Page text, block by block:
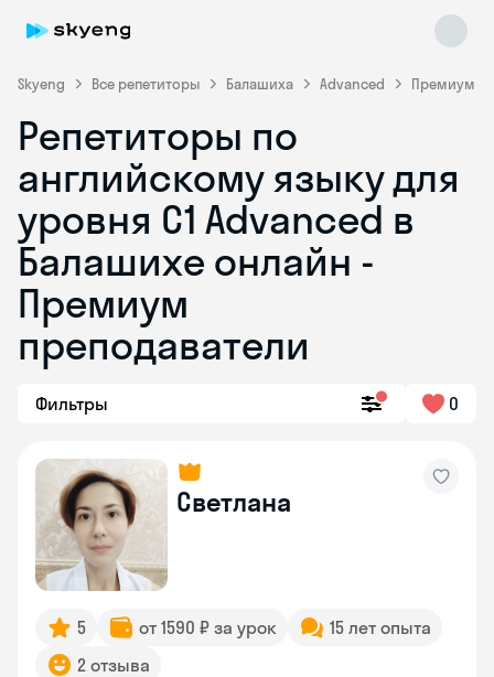
Skyeng Все репетиторы Балашиха Advanced Премиум
Репетиторы по
английскому языку для
уровня C1 Advanced в
Балашихе онлайн -
Премиум
преподаватели
Фильтры 0
Светлана
5 от 1590 ₽ за урок
15 лет опыта
2 отзыва
online